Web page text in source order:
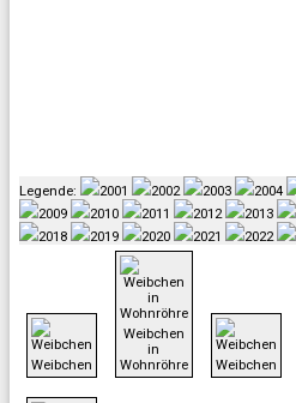
Legende: 2001 2002 2003 2004
2009
2010 2011 2012 2013
2018
2019 2020 2021 2022
Weibchen
Weibchen
in
Wohnröhre
Weibchen